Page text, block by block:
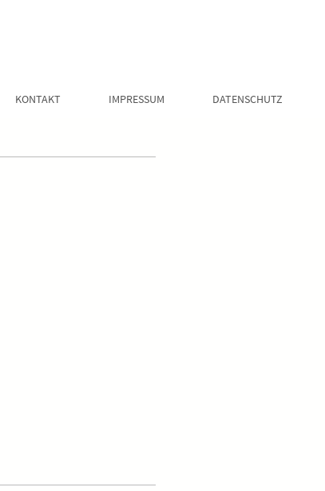
KONTAKT IMPRESSUM DATENSCHUTZ